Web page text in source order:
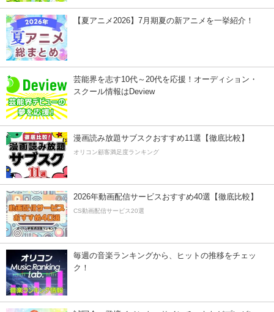
【夏アニメ2026】7月期夏の新アニメを一挙紹介！
芸能界を志す10代～20代を応援！オーディション・
スクール情報はDeview
漫画読み放題サブスクおすすめ11選【徹底比較】
オリコン顧客満足度ランキング
2026年動画配信サービスおすすめ40選【徹底比較】
CS動画配信サービス20選
毎週の音楽ランキングから、ヒットの推移をチェッ
ク！